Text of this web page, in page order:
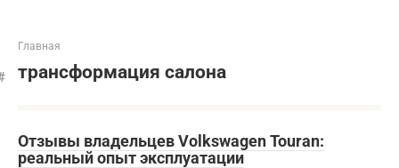
Главная
трансформация салона
Отзывы владельцев Volkswagen Touran:
реальный опыт эксплуатации